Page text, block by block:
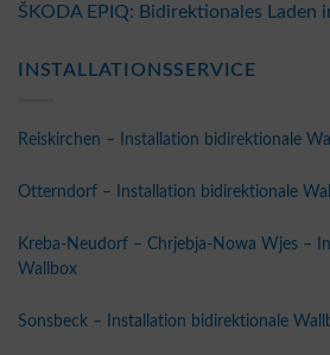
ŠKODA EPIQ: Bidirektionales Laden
INSTALLATIONSSERVICE
Reiskirchen – Installation bidirektionale
Otterndorf – Installation bidirektionale
Kreba-Neudorf – Chrjebja-Nowa Wjes –
Wallbox
Sonsbeck – Installation bidirektionale